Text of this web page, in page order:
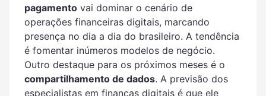
pagamentovai dominar o cenário de
operações financeiras digitais, marcando
presença no dia a dia do brasileiro. A tendência
é fomentar inúmeros modelos de negócio.
Outro destaque para os próximos meses é o
compartilhamento de dados. A previsão dos
especialistas em finanças digitais é que ele